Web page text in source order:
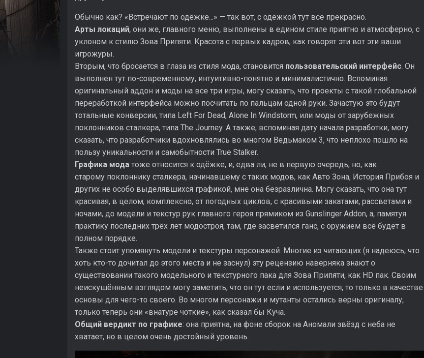
Обычно как? «Встречают по одёжке...» — так вот, с одёжкой тут всё прекрасно.
Арты локаций, они же, главного меню, выполнены в едином стиле приятно и атмосферно, с
уклоном к стилю Зова Припяти. Красота с первых кадров, как говорят эти вот эти ваши
игрожуры.
Вторым, что бросается в глаза из стиля мода, становится пользовательский интерфейс. Он
выполнен тут по-современному, интуитивно-понятно и минималистично. Вспоминая
оригинальный аддон и моды на все три игры, могу сказать, что проекты с такой глобальной
переработкой интерфейса можно посчитать по пальцам одной руки. Зачастую это будут
тотальные конверсии, типа Left For Dead, Alone In Windstorm, или моды от зарубежных
поклонников сталкера, типа The Journey. А также, вспоминая дату начала разработки, могу
сказать, что разработчики вдохновлялись во многом Ведьмаком 3, что неплохо пошло на
пользу уникальности и самобытности True Stalker.
Графика мода тоже относится к одёжке, и, едва ли, не в первую очередь, но, как
старому поклоннику сталкера, начинавшему с таких модов, как Авто Зона, История Прибоя и
других не особо выделявшихся графикой, мне она безразлична. Могу сказать, что она тут
красивая, в целом, комплексно, от погодных циклов, с красивыми закатами, рассветами и
ночами, до модели и текстур рук главного героя прямиком из Gunslinger Addon, а, памятуя
практику последних трёх лет модостроя, там, где засветился ганс, с оружием всё будет в
полном порядке.
Также стоит упомянуть модели и текстуры персонажей. Многие из читающих (я надеюсь, что
хоть кто-то дочитал до этого места и не заснул) эту рецензию наверняка знают о
существовании такого модельного и текстурного пака для Зова Припяти, как HD пак. Своим
неискушённым взглядом могу заметить, что он тут если и используется, то только в качестве
основы для чего-то своего. Во многом персонажи и мутанты остались верны оригиналу,
только теперь они «внатуре чоткие», как сказал бы Куча.
Общий вердикт по графике: она приятна, на фоне сборок на Аномали звёзд с неба не
хватает, но в целом очень достойный уровень.